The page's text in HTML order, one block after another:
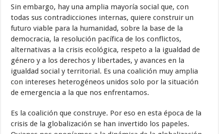
Sin embargo, hay una amplia mayoría social que, con
todas sus contradicciones internas, quiere construir un
futuro viable para la humanidad, sobre la base de la
democracia, la resolución pacífica de los conflictos,
alternativas a la crisis ecológica, respeto a la igualdad de
género y a los derechos y libertades, y avances en la
igualdad social y territorial. Es una coalición muy amplia
con intereses heterogéneos unidos solo por la situación
de emergencia a la que nos enfrentamos.
Es la coalición que construye. Por eso en esta época de la
crisis de la globalización se han invertido los papeles.